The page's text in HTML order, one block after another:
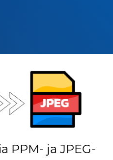
PPM- ja JPEG-